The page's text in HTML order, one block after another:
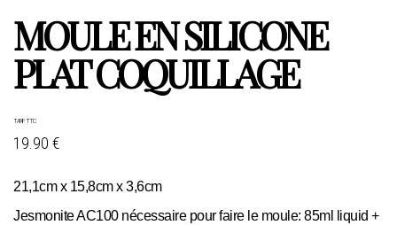
MOULE EN SILICONE
PLAT COQUILLAGE
TARIF TTC
19.90 €
21,1cm x 15,8cm x 3,6cm
Jesmonite AC100 nécessaire pour faire le moule: 85ml liquid +